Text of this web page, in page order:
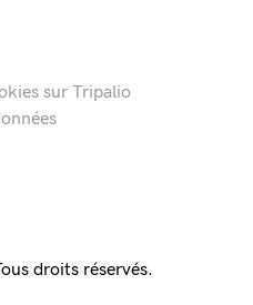
sur Tripalio
droits réservés.